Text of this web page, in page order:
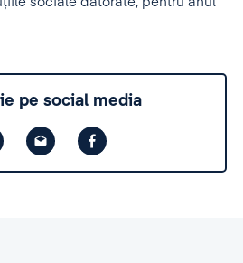
pe social media